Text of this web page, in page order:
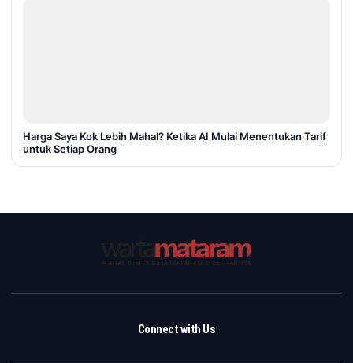
Harga Saya Kok Lebih Mahal? Ketika AI Mulai Menentukan Tarif
untuk Setiap Orang
Connect with Us